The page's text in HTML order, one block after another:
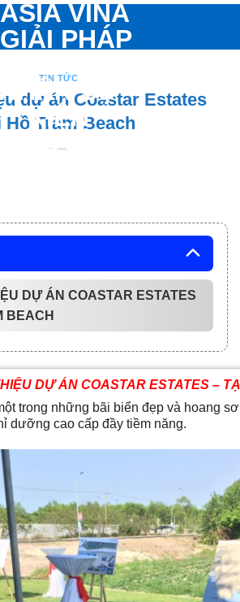
TIN TỨC
dự án Coastar Estates
Hồ Tràm Beach
DỰ ÁN COASTAR ESTATES
BEACH
DỰ ÁN COASTAR ESTATES–
trong những bãi biển đẹp và hoang
dưỡng cao cấp đầy tiềm năng.